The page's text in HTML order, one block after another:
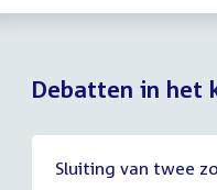
Debatten in het
Sluiting van twee